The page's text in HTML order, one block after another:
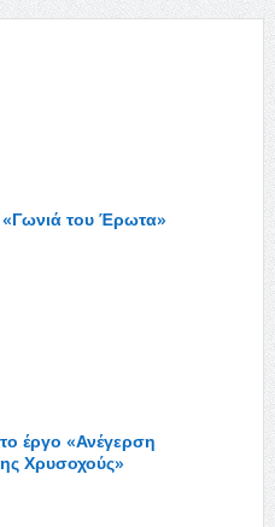
«Γωνιά του Έρωτα»
έργο «Ανέγερση
Χρυσοχούς»